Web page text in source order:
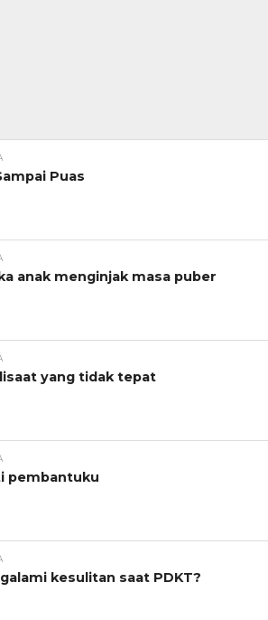
Puas
anak menginjak masa puber
yang tidak tepat
pembantuku
kesulitan saat PDKT?